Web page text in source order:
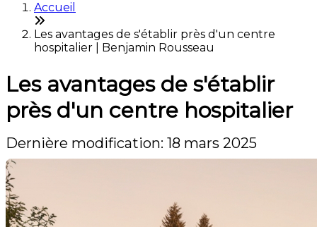
Accueil
Les avantages de s'établir près d'un centre
hospitalier | Benjamin Rousseau
Les avantages de s'établir
près d'un centre hospitalier
Dernière modification: 18 mars 2025